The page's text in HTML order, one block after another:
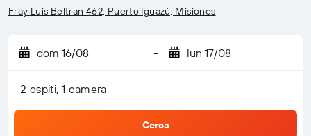
Fray Luis Beltran 462, Puerto Iguazú, Misiones
dom 16/08 - lun 17/08
2 ospiti, 1 camera
Cerca